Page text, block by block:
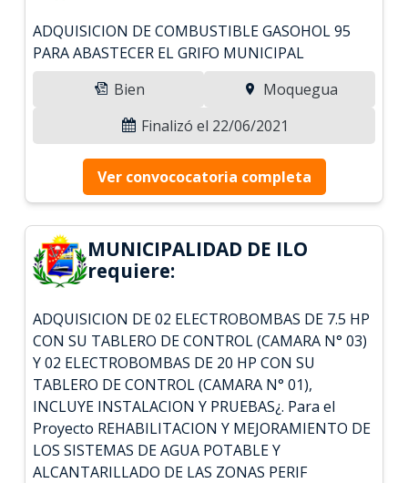
ADQUISICION DE COMBUSTIBLE GASOHOL 95
PARA ABASTECER EL GRIFO MUNICIPAL
Bien
Moquegua
Finalizó el 22/06/2021
Ver convococatoria completa
MUNICIPALIDAD DE ILO
requiere:
ADQUISICION DE 02 ELECTROBOMBAS DE 7.5 HP
CON SU TABLERO DE CONTROL (CAMARA N° 03)
Y 02 ELECTROBOMBAS DE 20 HP CON SU
TABLERO DE CONTROL (CAMARA N° 01),
INCLUYE INSTALACION Y PRUEBAS¿. Para el
Proyecto REHABILITACION Y MEJORAMIENTO DE
LOS SISTEMAS DE AGUA POTABLE Y
ALCANTARILLADO DE LAS ZONAS PERIF